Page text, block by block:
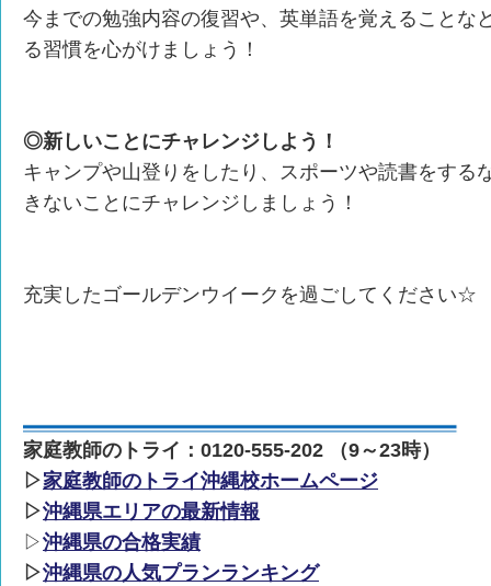
今までの勉強内容の復習や、英単語を覚えることな
る習慣を心がけましょう！
◎新しいことにチャレンジしよう！
キャンプや山登りをしたり、スポーツや読書をする
きないことにチャレンジしましょう！
充実したゴールデンウイークを過ごしてください☆
家庭教師のトライ：0120-555-202 （9～23時）
▷家庭教師のトライ沖縄校ホームページ
▷沖縄県エリアの最新情報
▷沖縄県の合格実績
▷沖縄県の人気プランランキング